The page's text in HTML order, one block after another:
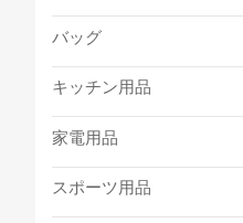
バッグ
キッチン用品
家電用品
スポーツ用品